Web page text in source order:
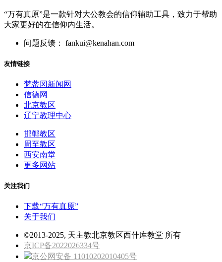
“万有真原”是一款针对大公教会的信仰辅助工具，致力于帮助
大家更好的在信仰内生活。
问题反馈： fankui@kenahan.com
友情链接
梵蒂冈新闻网
信德网
北京教区
辽宁教理中心
邯郸教区
周至教区
西安南堂
更多网站
关注我们
下载“万有真原”
关于我们
©2013-2025, 天主教北京教区西什库教堂 所有
京ICP备2022026334号
京公网安备 11010202010405号